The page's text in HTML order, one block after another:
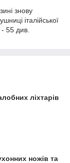
знову
італійської
55 див.
ліхтарів
ножів та